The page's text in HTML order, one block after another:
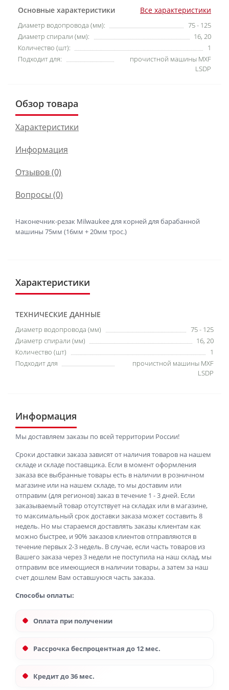
Основные характеристики Все характеристики
Диаметр водопровода (мм):
75 - 125
Диаметр спирали (мм):
16, 20
Количество (шт):
1
Подходит для:
прочистной машины MXF
LSDP
Обзор товара
Характеристики
Информация
Отзывов (0)
Вопросы (0)
Наконечник-резак Milwaukee для корней для барабанной
машины 75мм (16мм + 20мм трос.)
Характеристики
ТЕХНИЧЕСКИЕ ДАННЫЕ
Диаметр водопровода (мм)
75 - 125
Диаметр спирали (мм)
16, 20
Количество (шт)
1
Подходит для
прочистной машины MXF
LSDP
Информация
Мы доставляем заказы по всей территории России!
Сроки доставки заказа зависят от наличия товаров на нашем
складе и складе поставщика. Если в момент оформления
заказа все выбранные товары есть в наличии в розничном
магазине или на нашем складе, то мы доставим или
отправим (для регионов) заказ в течение 1 - 3 дней. Если
заказываемый товар отсутствует на складах или в магазине,
то максимальный срок доставки заказа может составить 8
недель. Но мы стараемся доставлять заказы клиентам как
можно быстрее, и 90% заказов клиентов отправляются в
течение первых 2-3 недель. В случае, если часть товаров из
Вашего заказа через 3 недели не поступила на наш склад, мы
отправим все имеющиеся в наличии товары, а затем за наш
счет дошлем Вам оставшуюся часть заказа.
Способы оплаты:
Оплата при получении
Рассрочка беспроцентная до 12 мес.
Кредит до 36 мес.